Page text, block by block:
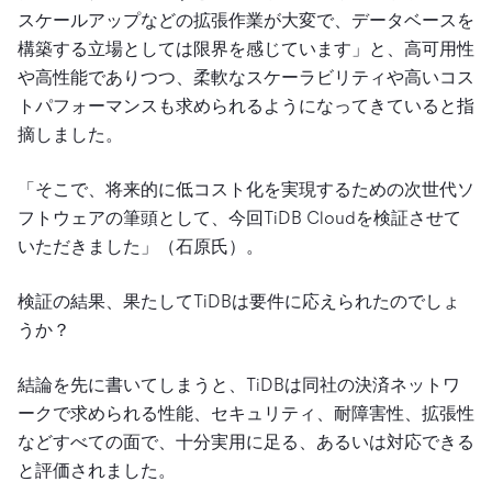
スケールアップなどの拡張作業が大変で、データベースを
構築する立場としては限界を感じています」と、高可用性
や高性能でありつつ、柔軟なスケーラビリティや高いコス
トパフォーマンスも求められるようになってきていると指
摘しました。
「そこで、将来的に低コスト化を実現するための次世代ソ
フトウェアの筆頭として、今回TiDB Cloudを検証させて
いただきました」（石原氏）。
検証の結果、果たしてTiDBは要件に応えられたのでしょ
うか？
結論を先に書いてしまうと、TiDBは同社の決済ネットワ
ークで求められる性能、セキュリティ、耐障害性、拡張性
などすべての面で、十分実用に足る、あるいは対応できる
と評価されました。